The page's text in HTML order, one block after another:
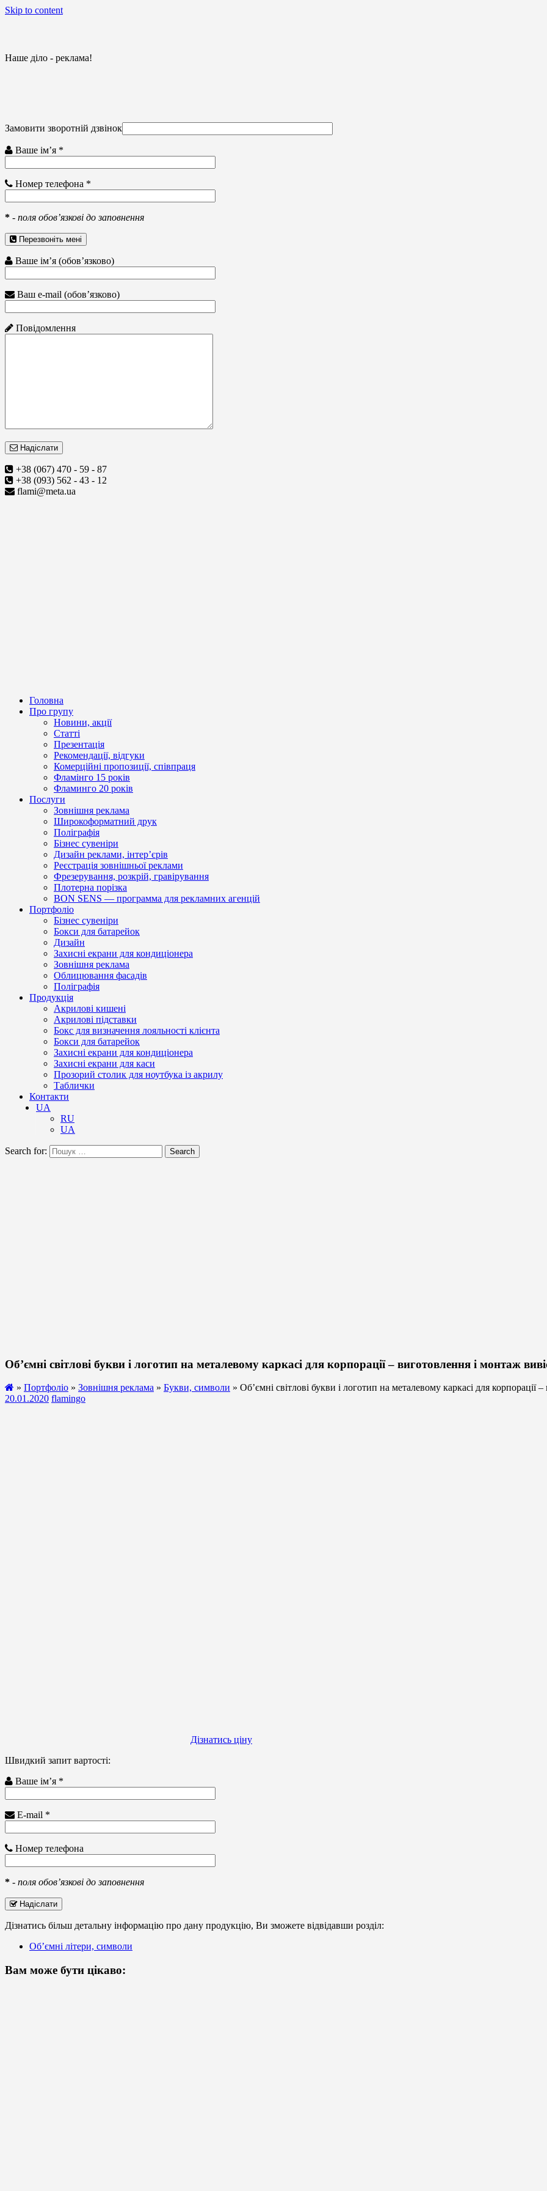
Skip to content
Наше діло - реклама!
Замовити зворотній дзвінок
Ваше ім’я *
Номер телефона *
* - поля обов’язкові до заповнення
Перезвоніть мені
Ваше ім’я (обов’язково)
Ваш e-mail (обов’язково)
Повідомлення
Надіслати
+38 (067) 470 - 59 - 87
+38 (093) 562 - 43 - 12
flami@meta.ua
Головна
Про групу
Новини, акції
Статті
Презентація
Рекомендації, відгуки
Комерційні пропозиції, співпраця
Фламінго 15 років
Фламинго 20 років
Послуги
Зовнішня реклама
Широкоформатний друк
Поліграфія
Бізнес сувеніри
Дизайн реклами, інтер’єрів
Реєстрація зовнішньої реклами
Фрезерування, розкрій, гравірування
Плотерна порізка
BON SENS — программа для рекламних агенцій
Портфоліо
Бізнес сувеніри
Бокси для батарейок
Дизайн
Захисні екрани для кондиціонера
Зовнішня реклама
Облицювання фасадів
Поліграфія
Продукція
Акрилові кишені
Акрилові підставки
Бокс для визначення лояльності клієнта
Бокси для батарейок
Захисні екрани для кондиціонера
Захисні екрани для каси
Прозорий столик для ноутбука із акрилу
Таблички
Контакти
UA
RU
UA
Search for: Search
Об’ємні світлові букви і логотип на металевому каркасі для корпорації – виготовлення і монтаж
» Портфоліо » Зовнішня реклама » Букви, символи » Об’ємні світлові букви і логотип на металевому каркасі для корпорації
20.01.2020 flamingo
Дізнатись ціну
Швидкий запит вартості:
Ваше ім’я *
E-mail *
Номер телефона
* - поля обов’язкові до заповнення
Надіслати
Дізнатись більш детальну інформацію про дану продукцію, Ви зможете відвідавши розділ:
Об’ємні літери, символи
Вам може бути цікаво: